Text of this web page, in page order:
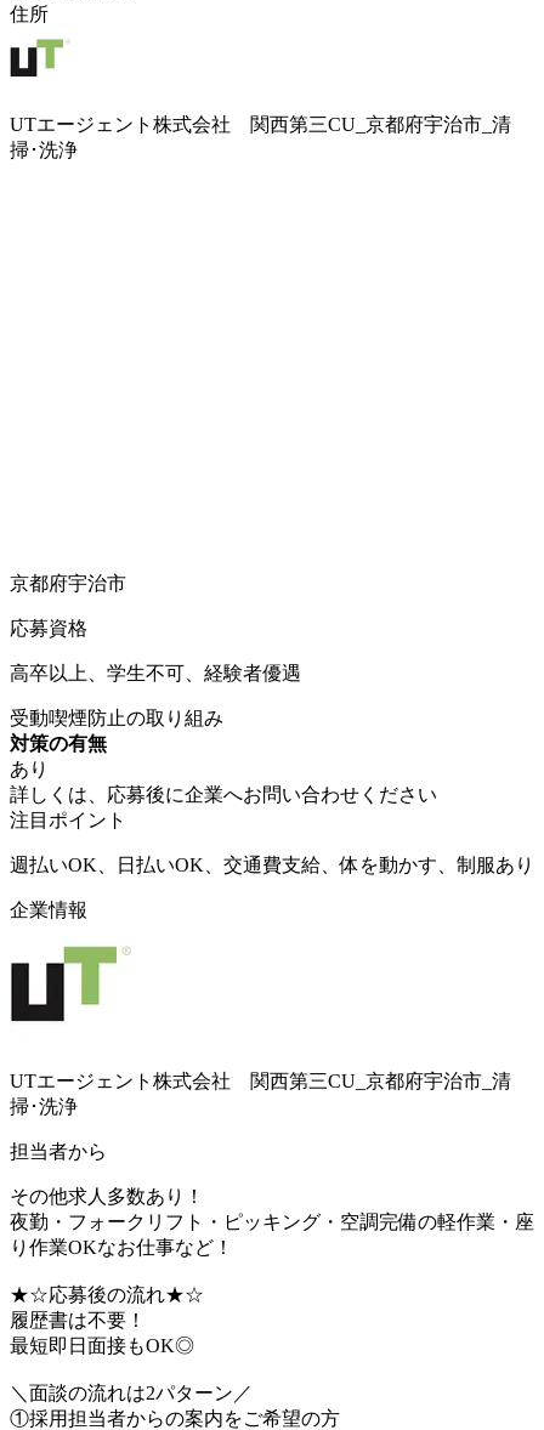
住所
UTエージェント株式会社 関西第三CU_京都府宇治市_清
掃･洗浄
京都府宇治市
応募資格
高卒以上、学生不可、経験者優遇
受動喫煙防止の取り組み
対策の有無
あり
詳しくは、応募後に企業へお問い合わせください
注目ポイント
週払いOK、日払いOK、交通費支給、体を動かす、制服あり
企業情報
UTエージェント株式会社 関西第三CU_京都府宇治市_清
掃･洗浄
担当者から
その他求人多数あり！
夜勤・フォークリフト・ピッキング・空調完備の軽作業・座
り作業OKなお仕事など！
★☆応募後の流れ★☆
履歴書は不要！
最短即日面接もOK◎
＼面談の流れは2パターン／
①採用担当者からの案内をご希望の方